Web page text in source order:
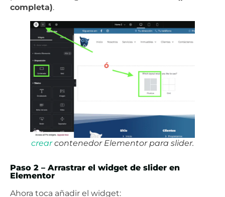
completa).
crearcontenedor Elementor para slider.
Paso 2 – Arrastrar el widget de slider en
Elementor
Ahora toca añadir el widget: